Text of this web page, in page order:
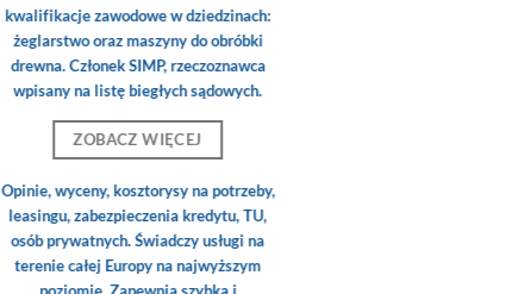
kwalifikacje zawodowe w dziedzinach:
żeglarstwo oraz maszyny do obróbki
drewna. Członek SIMP, rzeczoznawca
wpisany na listę biegłych sądowych.
ZOBACZ WIĘCEJ
Opinie, wyceny, kosztorysy na potrzeby,
leasingu, zabezpieczenia kredytu, TU,
osób prywatnych. Świadczy usługi na
terenie całej Europy na najwyższym